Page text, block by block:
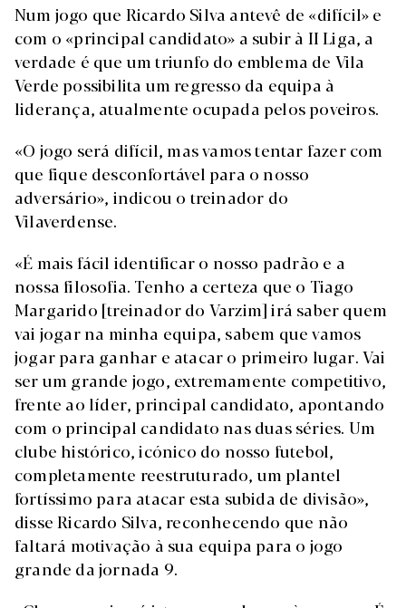
Num jogo que Ricardo Silva antevê de «difícil» e
com o «principal candidato» a subir à II Liga, a
verdade é que um triunfo do emblema de Vila
Verde possibilita um regresso da equipa à
liderança, atualmente ocupada pelos poveiros.
«O jogo será difícil, mas vamos tentar fazer com
que fique desconfortável para o nosso
adversário», indicou o treinador do
Vilaverdense.
«É mais fácil identificar o nosso padrão e a
nossa filosofia. Tenho a certeza que o Tiago
Margarido [treinador do Varzim] irá saber quem
vai jogar na minha equipa, sabem que vamos
jogar para ganhar e atacar o primeiro lugar. Vai
ser um grande jogo, extremamente competitivo,
frente ao líder, principal candidato, apontando
com o principal candidato nas duas séries. Um
clube histórico, icónico do nosso futebol,
completamente reestruturado, um plantel
fortíssimo para atacar esta subida de divisão»,
disse Ricardo Silva, reconhecendo que não
faltará motivação à sua equipa para o jogo
grande da jornada 9.